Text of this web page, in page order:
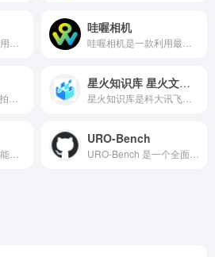
哇喔相机
星火知识库 星火文档问答
URO-Bench